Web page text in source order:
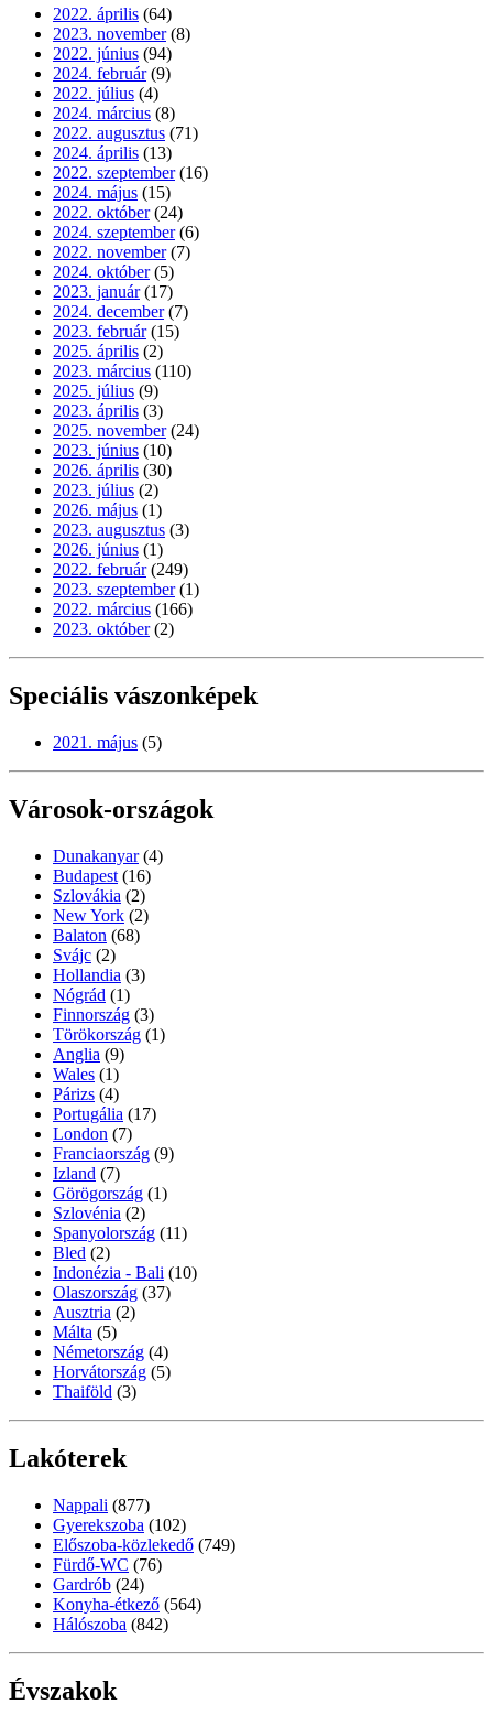
2022. április (64)
2023. november (8)
2022. június (94)
2024. február (9)
2022. július (4)
2024. március (8)
2022. augusztus (71)
2024. április (13)
2022. szeptember (16)
2024. május (15)
2022. október (24)
2024. szeptember (6)
2022. november (7)
2024. október (5)
2023. január (17)
2024. december (7)
2023. február (15)
2025. április (2)
2023. március (110)
2025. július (9)
2023. április (3)
2025. november (24)
2023. június (10)
2026. április (30)
2023. július (2)
2026. május (1)
2023. augusztus (3)
2026. június (1)
2022. február (249)
2023. szeptember (1)
2022. március (166)
2023. október (2)
Speciális vászonképek
2021. május (5)
Városok-országok
Dunakanyar (4)
Budapest (16)
Szlovákia (2)
New York (2)
Balaton (68)
Svájc (2)
Hollandia (3)
Nógrád (1)
Finnország (3)
Törökország (1)
Anglia (9)
Wales (1)
Párizs (4)
Portugália (17)
London (7)
Franciaország (9)
Izland (7)
Görögország (1)
Szlovénia (2)
Spanyolország (11)
Bled (2)
Indonézia - Bali (10)
Olaszország (37)
Ausztria (2)
Málta (5)
Németország (4)
Horvátország (5)
Thaiföld (3)
Lakóterek
Nappali (877)
Gyerekszoba (102)
Előszoba-közlekedő (749)
Fürdő-WC (76)
Gardrób (24)
Konyha-étkező (564)
Hálószoba (842)
Évszakok